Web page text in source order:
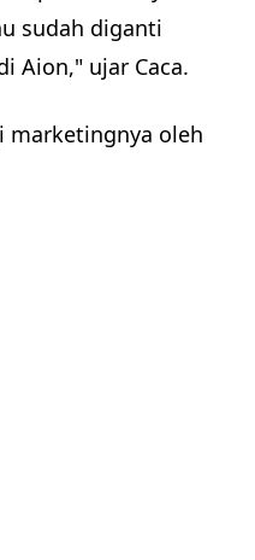
sudah diganti
Aion," ujar Caca.
marketingnya oleh